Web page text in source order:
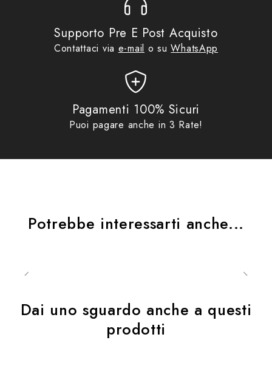
alle varie guarnizioni presenti negli impianti frenanti.
funzionamento degli organi meccanici presenti nei
circuiti idraulici e contribuisce a ridurre l’usura delle
parti mobili. In virtù della sua elevata stabilità
chimica il prodotto è inalterabile anche sotto
intense.
Supporto Pre E Post Acquisto
Contattaci via e-mail o suWhatsApp
Pagamenti 100% Sicuri
Puoi pagare anche in 3 Rate!
Potrebbe interessarti anche...
Dai uno sguardo anche a questi
prodotti